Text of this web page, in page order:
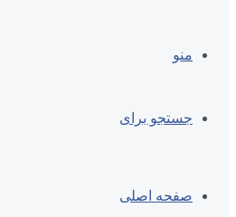
منو
جستجو برای
صفحه اصلی